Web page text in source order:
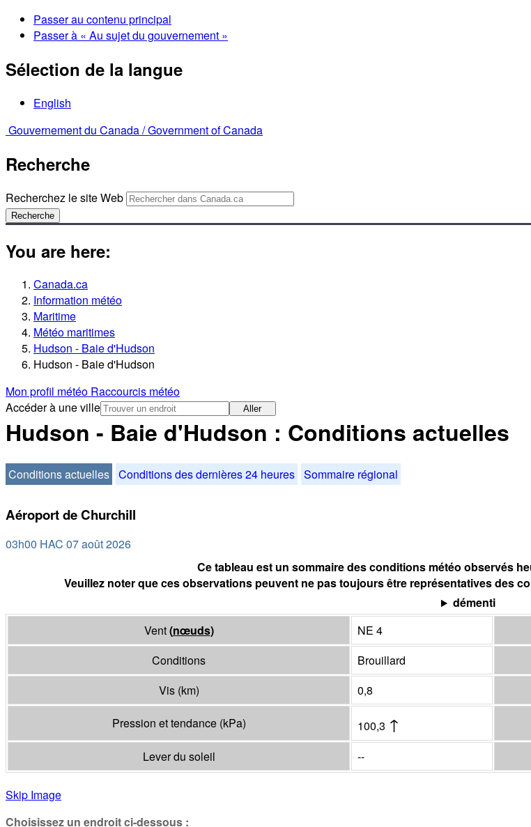
Passer au contenu principal
Passer à « Au sujet du gouvernement »
Sélection de la langue
English
Gouvernement du Canada /Government of Canada
Recherche
Recherchez le site Web
Recherche
You are here:
Canada.ca
Information météo
Maritime
Météo maritimes
Hudson - Baie d'Hudson
Hudson - Baie d'Hudson
Mon profil météo Raccourcis météo
Accéder à une ville
Aller
Hudson - Baie d'Hudson : Conditions actuelles
Conditions actuelles Conditions des dernières 24 heures Sommaire régional
Aéroport de Churchill
03h00 HAC 07 août 2026
Ce tableau est un sommaire des conditions météo observés
Veuillez noter que ces observations peuvent ne pas toujours être représentatives des
démenti
Vent(nœuds) NE 4
Conditions
Brouillard
Vis (km) 0,8
Pression et tendance (kPa) 100,3 ↑
Lever du soleil --
Skip Image
Choisissez un endroit ci-dessous :